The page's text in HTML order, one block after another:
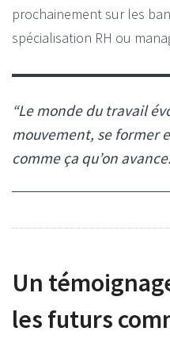
prochainement sur les
spécialisation RH ou
“Le monde du travail
mouvement, se former
comme ça qu’on
Un
les futurs